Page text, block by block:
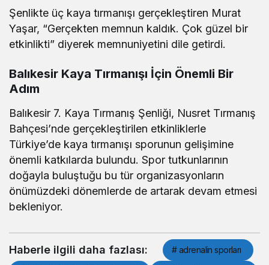
Şenlikte üç kaya tırmanışı gerçekleştiren Murat
Yaşar, “Gerçekten memnun kaldık. Çok güzel bir
etkinlikti” diyerek memnuniyetini dile getirdi.
Balıkesir Kaya Tırmanışı İçin Önemli Bir
Adım
Balıkesir 7. Kaya Tırmanış Şenliği, Nusret Tırmanış
Bahçesi’nde gerçekleştirilen etkinliklerle
Türkiye’de kaya tırmanışı sporunun gelişimine
önemli katkılarda bulundu. Spor tutkunlarının
doğayla buluştuğu bu tür organizasyonların
önümüzdeki dönemlerde de artarak devam etmesi
bekleniyor.
Haberle ilgili daha fazlası: # adrenalin sporları